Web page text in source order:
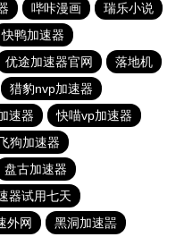
哔咔漫画
瑞乐小说
快鸭加速器
优途加速器官网
落地机
猎豹nvp加速器
速器
快喵vp加速器
狗加速器
盘古加速器
器试用七天
外网
黑洞加速噐